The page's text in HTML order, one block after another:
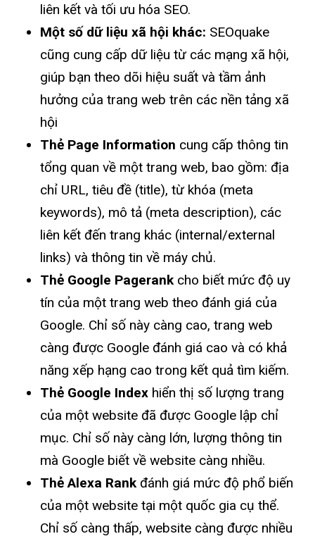
liên kết và tối ưu hóa SEO.
Một số dữ liệu xã hội khác: SEOquake
cũng cung cấp dữ liệu từ các mạng xã hội,
giúp bạn theo dõi hiệu suất và tầm ảnh
hưởng của trang web trên các nền tảng xã
hội
Thẻ Page Information cung cấp thông tin
tổng quan về một trang web, bao gồm: địa
chỉ URL, tiêu đề (title), từ khóa (meta
keywords), mô tả (meta description), các
liên kết đến trang khác (internal/external
links) và thông tin về máy chủ.
Thẻ Google Pagerankcho biết mức độ uy
tín của một trang web theo đánh giá của
Google. Chỉ số này càng cao, trang web
càng được Google đánh giá cao và có khả
năng xếp hạng cao trong kết quả tìm kiếm.
Thẻ Google Indexhiển thị số lượng trang
của một website đã được Google lập chỉ
mục. Chỉ số này càng lớn, lượng thông tin
mà Google biết về website càng nhiều.
Thẻ Alexa Rankđánh giá mức độ phổ biến
của một website tại một quốc gia cụ thể.
Chỉ số càng thấp, website càng được nhiều